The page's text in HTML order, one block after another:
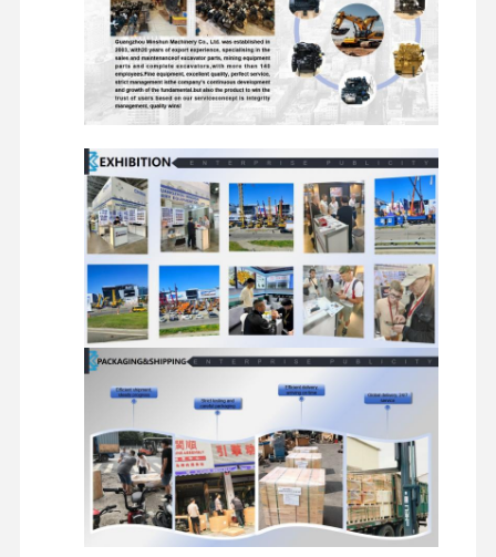
얀마 엔진
쿠보타 엔진
이수즈 엔진
커민스 엔진
디젤 엔진
미츠비시 엔진
굴삭기 엔진
엔진은 장비를 재건합니다
인젝션 펌프
터보 차저 조립체
다른 엔진 부품
전자 제어 시스템